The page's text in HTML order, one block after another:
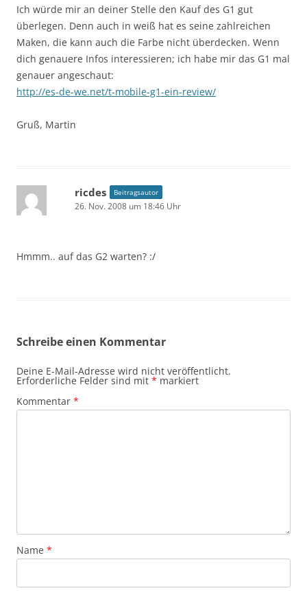
Ich würde mir an deiner Stelle den Kauf des G1 gut
überlegen. Denn auch in weiß hat es seine zahlreichen
Maken, die kann auch die Farbe nicht überdecken. Wenn
dich genauere Infos interessieren; ich habe mir das G1 mal
genauer angeschaut:
http://es-de-we.net/t-mobile-g1-ein-review/
Gruß, Martin
ricdes Beitragsautor
26. Nov. 2008 um 18:46 Uhr
Hmmm.. auf das G2 warten? :/
Schreibe einen Kommentar
Deine E-Mail-Adresse wird nicht veröffentlicht.
Erforderliche Felder sind mit * markiert
Kommentar *
Name *